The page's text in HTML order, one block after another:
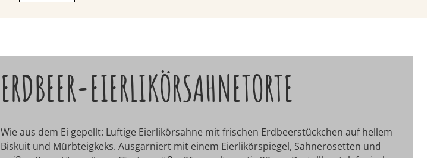
ERDBEER-EIERLIKÖRSAHNETORTE
Wie aus dem Ei gepellt: Luftige Eierlikörsahne mit frischen Erdbeerstückchen auf hellem
Biskuit und Mürbteigkeks. Ausgarniert mit einem Eierlikörspiegel, Sahnerosetten und